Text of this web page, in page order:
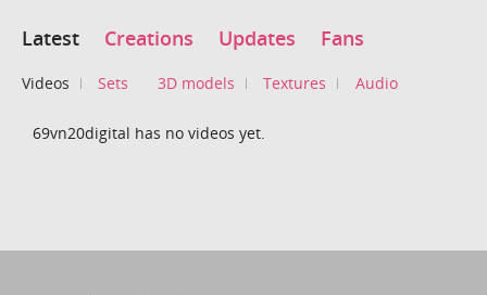
Latest Creations Updates Fans
Videos Sets 3D models Textures Audio
69vn20digital has no videos yet.